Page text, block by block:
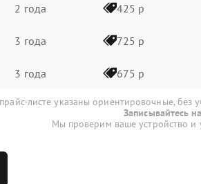
2 года 425 р
3 года 725 р
3 года 675 р
листе указаны ориентировочные, без
Записывайтесь
Мы проверим ваше устройство и